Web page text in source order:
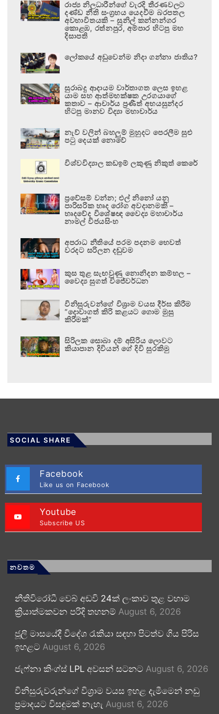
රාජ්‍ය නිලධාරීන්ගේ වැරදි තීරණවලට
දණ්ඩ නීති සංග්‍රහය යෙදවීම බරපතල
අවභාවිතයකි – සුනිල් කන්නන්ගර
කොළඹ, රත්නපුර, අම්පාර හිටපු මහ
දිසාපති
ලෝකයේ අඩුවෙන්ම නිදා ගන්නා ජාතිය?
සුරාබදු ආදායම වාර්තාගත ලෙස ඉහළ
යාම සහ ආත්මභක්ෂක උරගයාගේ
කතාව – ආචාර්ය ප්‍රණීත් අභයසුන්දර
හිටපු මානව විද්‍යා මහාචාර්ය
නැව් වලින් බහලුම් මුහුදට පෙරලීම සුළු
පටු දෙයක් නොවේ
විශ්වවිද්‍යාල කඩඉම් ලකුණු නිකුත් කෙරේ
ප්‍රවේසම් වන්න; එල් නිනෝ යනු
පාරිසරික හෘද රෝග අවදානමකි –
හෘදවේද විශේෂඥ වෛද්‍ය මහාචාර්ය
නාමල් විජයසිංහ
අපරාධ නීතියේ පරම පදනම හෙවත්
වරදට සරිලන දඬුවම
කුස තුළ සැඟවුණු නොනිදන කම්හල –
වෛද්‍ය සුගත් විජේවර්ධන
විනිසුරුවන්ගේ විශ්‍රාම වයස දීර්ඝ කිරීම
“දොවාගත් කිරි කළයට ගොම මුසු
කිරීමක්”
සිරිලක සොබා දම් අසිරිය ලොවට
කියාපාන දිවියන් ගේ දිවි සුරකිමු
SOCIAL SHARE
Facebook
Like us on Facebook
Youtube
Subscribe US
නවතම
නීතිවිරෝධී වෙබ් අඩවි 24ක් ලංකාව තුළ වහාම
ක්‍රියාත්මකවන පරිදි තහනම් August 6, 2026
ජූලි මාසයේදී විදේශ රැකියා සඳහා පිටත්ව ගිය පිරිස
ඉහළට August 6, 2026
ජැෆ්නා කිංග්ස් LPL අවසන් සටනට August 6, 2026
විනිසුරුවරුන්ගේ විශ්‍රාම වයස ඉහළ දැමීමෙන් නඩු
ප්‍රමාදයට විසඳුමක් නැහැ August 6, 2026